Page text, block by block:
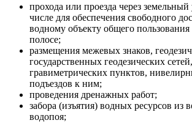
прохода или проезда через земельный
числе для обеспечения свободного
водному объекту общего пользования
полосе;
размещения межевых знаков,
государственных геодезических сетей,
гравиметрических пунктов,
подъездов к ним;
проведения дренажных работ;
забора (изъятия) водных ресурсов из
водопоя;